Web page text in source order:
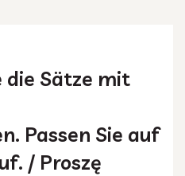
die Sätze mit
Passen Sie auf
/ Proszę